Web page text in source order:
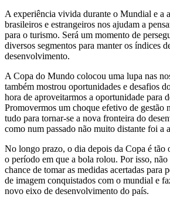
A experiência vivida durante o Mundial e a
brasileiros e estrangeiros nos ajudam a
para o turismo. Será um momento de
diversos segmentos para manter os índices
desenvolvimento.
A Copa do Mundo colocou uma lupa nas
também mostrou oportunidades e desafios
hora de aproveitarmos a oportunidade para
Promovermos um choque efetivo de gestão
tudo para tornar-se a nova fronteira do
como num passado não muito distante foi a
No longo prazo, o dia depois da Copa é tão
o período em que a bola rolou. Por isso, não
chance de tomar as medidas acertadas para
de imagem conquistados com o mundial e
novo eixo de desenvolvimento do país.